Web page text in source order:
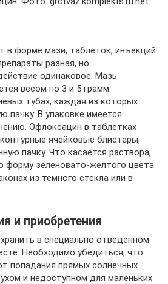
в форме мази, таблеток, инъекций
разная, но
одинаковое. Мазь
весом по 3 и 5 грамм.
тубах, каждая из которых
пачку. В упаковке имеется
Офлоксацин в таблетках
ячейковые блистеры,
пачку. Что касается раствора,
форму зеленовато-желтого цвета
из темного стекла или в
и приобретения
в специально отведенном
Необходимо убедиться, что
попадания прямых солнечных
и недоступном для маленьких